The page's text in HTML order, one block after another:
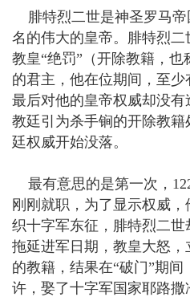
腓特烈二世是神圣罗马帝
名的伟大的皇帝。腓特烈
教皇“绝罚”（开除教籍，也
的君主，他在位期间，至少
最后对他的皇帝权威却没
教廷引为杀手锏的开除教
廷权威开始没落。
最有意思的是第一次，
刚刚就职，为了显示权威
织十字军东征，腓特烈二
拖延进军日期，教皇大怒
的教籍，结果在“破门”期
许，娶了十字军国家耶路